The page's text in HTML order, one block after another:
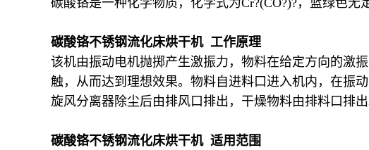
碳酸铬是一种化学物质，化学式为Cr?(CO?)?，蓝绿色无
碳酸铬不锈钢流化床烘干机 工作原理
该机由振动电机抛掷产生激振力，物料在给定方向的激
触，从而达到理想效果。物料自进料口进入机内，在振
旋风分离器除尘后由排风口排出，干燥物料由排料口排出
碳酸铬不锈钢流化床烘干机 适用范围